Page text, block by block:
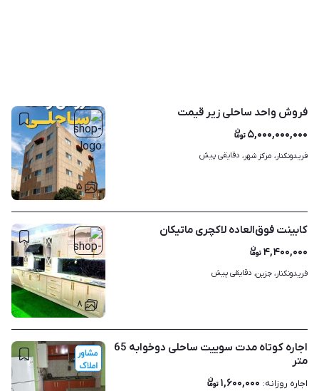
۵
فروش واحد ساحلی زیر قیمت
۵,۰۰۰,۰۰۰,۰۰۰
فریدونکنار، مرکز شهر، دقایقی پیش
۸
کابینت فوق‌العاده لاکچری ماتیکان
۴,۴۰۰,۰۰۰
فریدونکنار، جزین، دقایقی پیش
اجاره کوتاه مدت سوییت ساحلی دوخوابه 65
متر
اجاره روزانه: ۱,۶۰۰,۰۰۰